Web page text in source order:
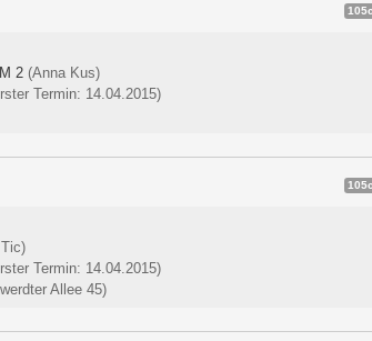
2 (Anna Kus)
Termin: 14.04.2015)
Termin: 14.04.2015)
Allee 45)